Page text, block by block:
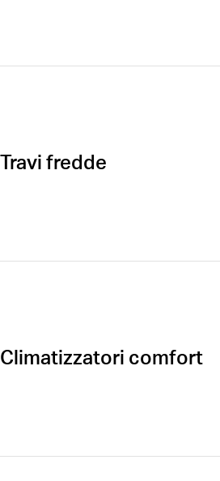
Travi fredde
Climatizzatori comfort
Öffnen